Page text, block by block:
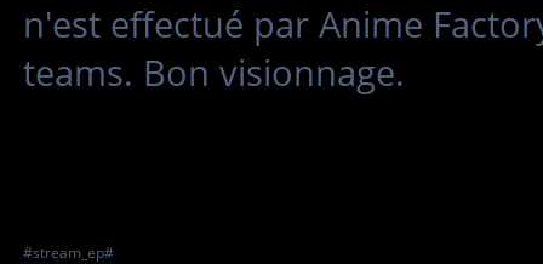
n'est effectué par Anime
teams. Bon visionnage.
#stream_ep#